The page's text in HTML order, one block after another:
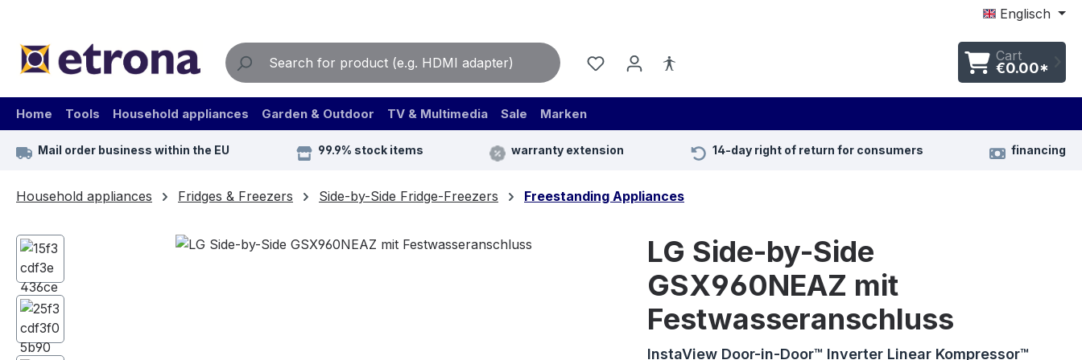
Englisch
Cart
€0.00*
Home Tools Household appliances Garden & Outdoor TV & Multimedia Sale Marken
Mail order business within the EU 99.9% stock items warranty extension 14-day right of return for consumers financing
Household appliances Fridges & Freezers Side-by-Side Fridge-Freezers Freestanding Appliances
Skip image gallery
LG Side-by-Side
GSX960NEAZ mit
Festwasseranschluss
InstaView Door-in-Door™ Inverter Linear Kompressor™